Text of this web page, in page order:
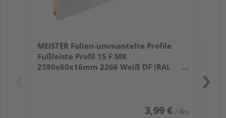
MEISTER Folien-ummantelte Profile
Fußleiste Profil 15 F MK
2380x60x16mm 2266 Weiß DF (RAL
3,99 € / lfm